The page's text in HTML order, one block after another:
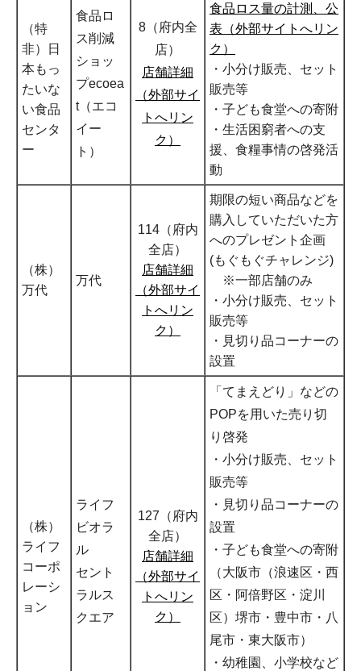
（特
非）日
本もっ
たいな
い食品
センタ
ー
食品ロ
ス削減
ショッ
プecoea
t（エコ
イー
ト）
8（府内全
店）
店舗詳細
（外部サイ
トへリン
ク）
食品ロス量の計測、公
表（外部サイトへリン
ク）
・小分け販売、セット
販売等
・子ども食堂への寄附
・生活困窮者への支
援、食糧事情の啓発活
動
（株）
万代
万代
114（府内
全店）
店舗詳細
（外部サイ
トへリン
ク）
期限の短い商品などを
購入していただいた方
へのプレゼント企画
(もぐもぐチャレンジ)
※一部店舗のみ
・小分け販売、セット
販売等
・見切り品コーナーの
設置
（株）
ライフ
コーポ
レーシ
ョン
ライフ
ビオラ
ル
セント
ラルス
クエア
127（府内
全店）
店舗詳細
（外部サイ
トへリン
ク）
「てまえどり」などの
POPを用いた売り切
り啓発
・小分け販売、セット
販売等
・見切り品コーナーの
設置
・子ども食堂への寄附
（大阪市（浪速区・西
区・阿倍野区・淀川
区）堺市・豊中市・八
尾市・東大阪市）
・幼稚園、小学校など